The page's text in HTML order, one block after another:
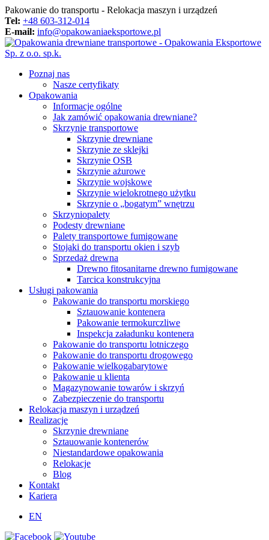
Pakowanie do transportu - Relokacja maszyn i urządzeń
Tel: +48 603-312-014
E-mail: info@opakowaniaeksportowe.pl
Poznaj nas
Nasze certyfikaty
Opakowania
Informacje ogólne
Jak zamówić opakowania drewniane?
Skrzynie transportowe
Skrzynie drewniane
Skrzynie ze sklejki
Skrzynie OSB
Skrzynie ażurowe
Skrzynie wojskowe
Skrzynie wielokrotnego użytku
Skrzynie o „bogatym” wnętrzu
Skrzyniopalety
Podesty drewniane
Palety transportowe fumigowane
Stojaki do transportu okien i szyb
Sprzedaż drewna
Drewno fitosanitarne drewno fumigowane
Tarcica konstrukcyjna
Usługi pakowania
Pakowanie do transportu morskiego
Sztauowanie kontenera
Pakowanie termokurczliwe
Inspekcja załadunku kontenera
Pakowanie do transportu lotniczego
Pakowanie do transportu drogowego
Pakowanie wielkogabarytowe
Pakowanie u klienta
Magazynowanie towarów i skrzyń
Zabezpieczenie do transportu
Relokacja maszyn i urządzeń
Realizacje
Skrzynie drewniane
Sztauowanie kontenerów
Niestandardowe opakowania
Relokacje
Blog
Kontakt
Kariera
EN